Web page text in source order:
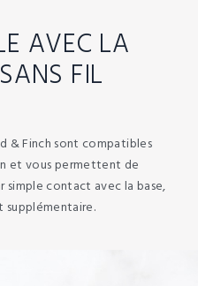
AVEC LA
FIL
& Finch sont compatibles
et vous permettent de
contact avec la base,
supplémentaire.